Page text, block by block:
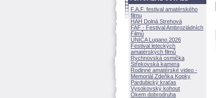
F.A.F. festival amatérského
filmu
HAH Dolná Strehov
FAF - Festival Ambroziádních
Filmů
UNICA Lugano 2026
Festival leteckých
amatérských filmů
Rychnovská osmička
Střekovská kamera
Rodinné amatérské video -
Memoriál Zdeňka Kopky
Pardubický kraťas
Vysokovský kohout
Okem dobrodruha